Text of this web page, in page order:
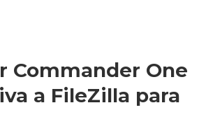
Commander One
a FileZilla para